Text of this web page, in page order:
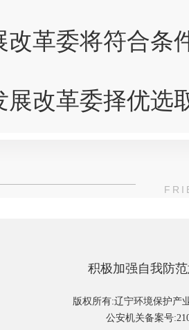
改革委将符合条
展改革委择优选
积极加强自我防
版权所有:辽宁环境保护产
公安机关备案号